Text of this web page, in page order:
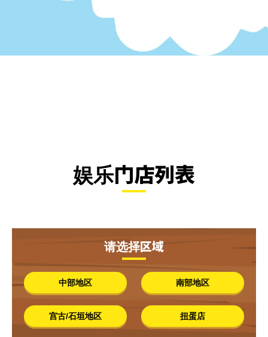
娱乐门店列表
请选择区域
中部地区 南部地区
宫古/石垣地区 扭蛋店